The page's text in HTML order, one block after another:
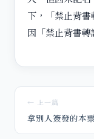
下，「禁止背
因「禁止背書轉
← 上一篇
拿別人簽發的本